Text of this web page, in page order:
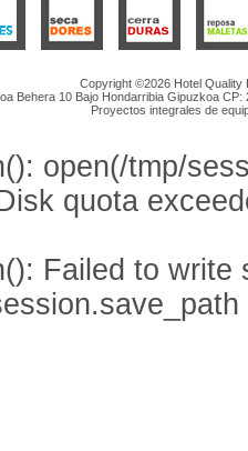
Copyright ©2026 Hotel Quality
Behera 10 Bajo Hondarribia Gipuzkoa
Proyectos integrales de
open(/tmp/
quota
Failed to